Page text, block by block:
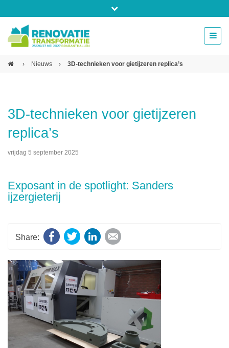
beurs@54events.nl
› Nieuws › 3D-technieken voor gietijzeren replica’s
3D-technieken voor gietijzeren
replica’s
vrijdag 5 september 2025
Exposant in de spotlight: Sanders
ijzergieterij
Facebook
Twitter LinkedIn